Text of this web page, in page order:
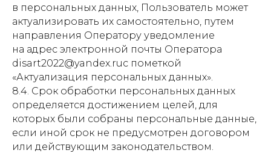
в персональных данных, Пользователь может
актуализировать их самостоятельно, путем
направления Оператору уведомление
на адрес электронной почты Оператора
disart2022@yandex.ruс пометкой
«Актуализация персональных данных».
8.4. Срок обработки персональных данных
определяется достижением целей, для
которых были собраны персональные данные,
если иной срок не предусмотрен договором
или действующим законодательством.